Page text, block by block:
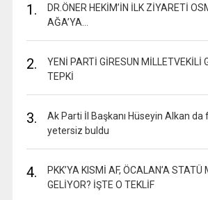
1.
DR.ÖNER HEKİM’İN İLK ZİYARETİ
AĞA’YA…
2.
YENİ PARTİ GİRESUN MİLLETVEKİLİ
TEPKİ
3.
Ak Parti İl Başkanı Hüseyin Alkan da
yetersiz buldu
4.
PKK’YA KISMİ AF, ÖCALAN’A STATÜ
GELİYOR? İŞTE O TEKLİF